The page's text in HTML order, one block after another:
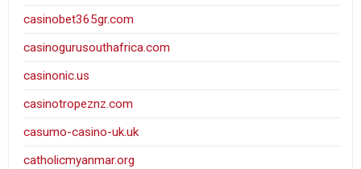
casinobet365gr.com
casinogurusouthafrica.com
casinonic.us
casinotropeznz.com
casumo-casino-uk.uk
catholicmyanmar.org